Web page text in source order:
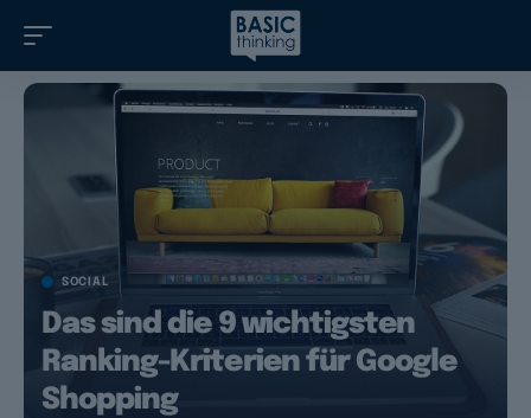
SOCIAL
Das sind die 9 wichtigsten
Ranking-Kriterien für Google
Shopping